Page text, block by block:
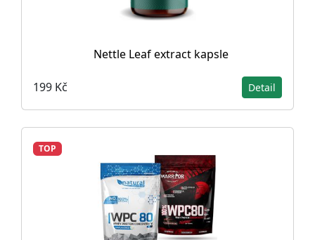
Nettle Leaf extract kapsle
199 Kč Detail
TOP